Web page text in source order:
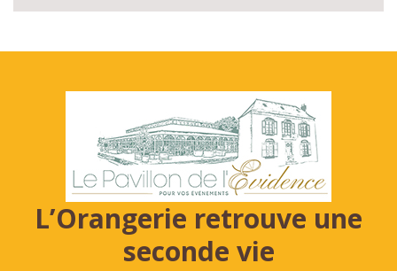
L’Orangerie retrouve une
seconde vie